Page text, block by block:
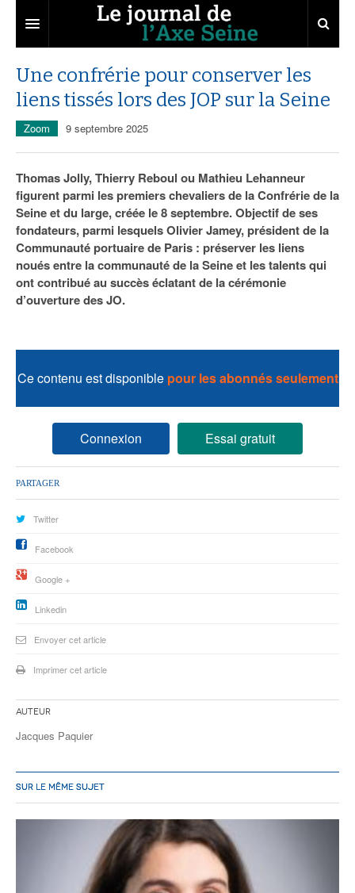
Territoires
Aménagement
Institutions
Services urbains
Entreprises
Attractivité
Innovation
Transport
Grand Paris
14
95
Carnet
Agenda
Nominations
Sommet de l’Axe Seine
Abonnement
Une confrérie pour conserver les
liens tissés lors des JOP sur la Seine
Zoom 9 septembre 2025
Thomas Jolly, Thierry Reboul ou Mathieu Lehanneur
figurent parmi les premiers chevaliers de la Confrérie de la
Seine et du large, créée le 8 septembre. Objectif de ses
fondateurs, parmi lesquels Olivier Jamey, président de la
Communauté portuaire de Paris : préserver les liens
noués entre la communauté de la Seine et les talents qui
ont contribué au succès éclatant de la cérémonie
d’ouverture des JO.
Ce contenu est disponible pour les abonnés seulement
Connexion Essai gratuit
PARTAGER
Twitter
Facebook
Google +
Linkedin
Envoyer cet article
Imprimer cet article
Auteur
Jacques Paquier
SUR LE MÊME SUJET